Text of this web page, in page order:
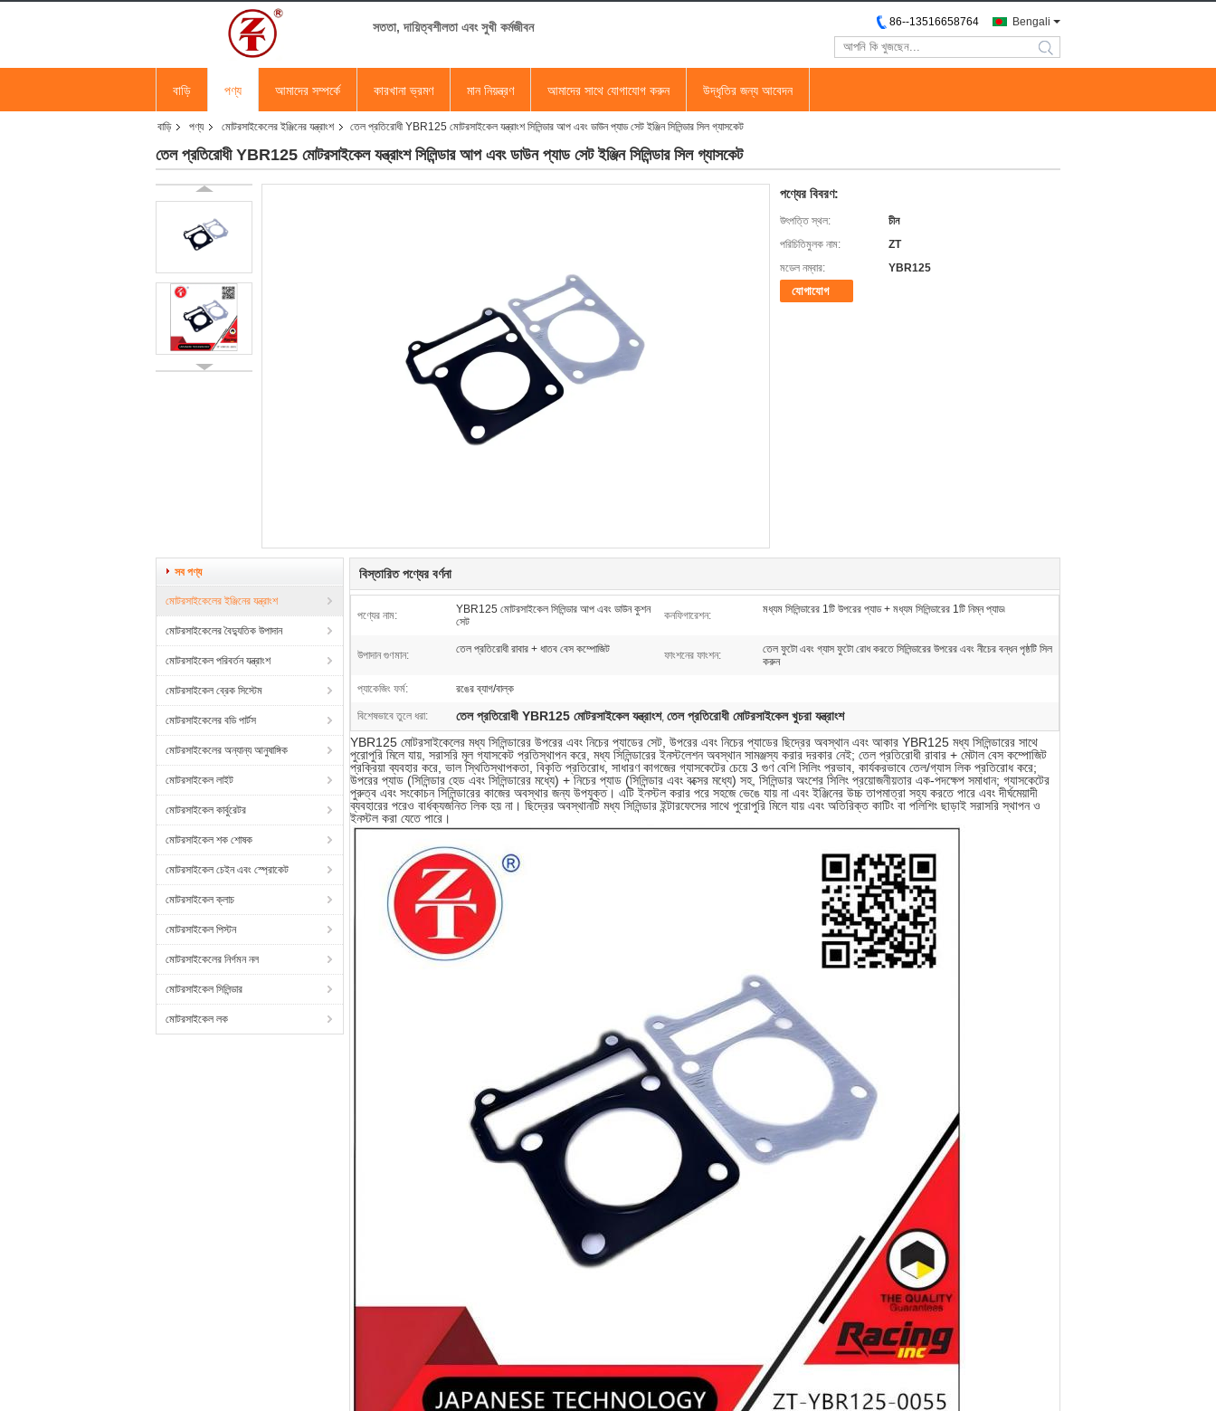
সততা, দায়িত্বশীলতা এবং সুখী কর্মজীবন Bengali
86--13516658764
search
বাড়ি পণ্য আমাদের সম্পর্কে কারখানা ভ্রমণ মান নিয়ন্ত্রণ আমাদের সাথে যোগাযোগ করুন উদ্ধৃতির জন্য আবেদন
বাড়ি পণ্য মোটরসাইকেলের ইঞ্জিনের যন্ত্রাংশ তেল প্রতিরোধী YBR125 মোটরসাইকেল যন্ত্রাংশ সিলিন্ডার আপ এবং ডাউন প্যাড সেট ইঞ্জিন সিলিন্ডার সিল গ্যাসকেট
তেল প্রতিরোধী YBR125 মোটরসাইকেল যন্ত্রাংশ সিলিন্ডার আপ এবং ডাউন প্যাড সেট ইঞ্জিন সিলিন্ডার সিল গ্যাসকেট
পণ্যের বিবরণ:
উৎপত্তি স্থল:
চীন
পরিচিতিমুলক নাম:
ZT
মডেল নম্বার:
YBR125
যোগাযোগ
সব পণ্য
মোটরসাইকেলের ইঞ্জিনের যন্ত্রাংশ
মোটরসাইকেলের বৈদ্যুতিক উপাদান
মোটরসাইকেল পরিবর্তন যন্ত্রাংশ
মোটরসাইকেল ব্রেক সিস্টেম
মোটরসাইকেলের বডি পার্টস
মোটরসাইকেলের অন্যান্য আনুষাঙ্গিক
মোটরসাইকেল লাইট
মোটরসাইকেল কার্বুরেটর
মোটরসাইকেল শক শোষক
মোটরসাইকেল চেইন এবং স্প্রোকেট
মোটরসাইকেল ক্লাচ
মোটরসাইকেল পিস্টন
মোটরসাইকেলের নির্গমন নল
মোটরসাইকেল সিলিন্ডার
মোটরসাইকেল লক
বিস্তারিত পণ্যের বর্ণনা
পণ্যের নাম:
YBR125 মোটরসাইকেল সিলিন্ডার আপ এবং ডাউন কুশন
সেট
কনফিগারেশন: মধ্যম সিলিন্ডারের 1টি উপরের প্যাড + মধ্যম সিলিন্ডারের 1টি নিম্ন প্যাড৷
উপাদান গুণমান: তেল প্রতিরোধী রাবার + ধাতব বেস কম্পোজিট ফাংশনের ফাংশন:
তেল ফুটো এবং গ্যাস ফুটো রোধ করতে সিলিন্ডারের উপরের এবং নীচের বন্ধন পৃষ্ঠটি সিল
করুন
প্যাকেজিং ফর্ম: রঙের ব্যাগ/বাল্ক
বিশেষভাবে তুলে ধরা: তেল প্রতিরোধী YBR125 মোটরসাইকেল যন্ত্রাংশ, তেল প্রতিরোধী মোটরসাইকেল খুচরা যন্ত্রাংশ
YBR125 মোটরসাইকেলের মধ্য সিলিন্ডারের উপরের এবং নিচের প্যাডের সেট, উপরের এবং নিচের প্যাডের ছিদ্রের অবস্থান এবং আকার YBR125 মধ্য সিলিন্ডারের সাথে
পুরোপুরি মিলে যায়, সরাসরি মূল গ্যাসকেট প্রতিস্থাপন করে, মধ্য সিলিন্ডারের ইনস্টলেশন অবস্থান সামঞ্জস্য করার দরকার নেই; তেল প্রতিরোধী রাবার + মেটাল বেস কম্পোজিট
প্রক্রিয়া ব্যবহার করে, ভাল স্থিতিস্থাপকতা, বিকৃতি প্রতিরোধ, সাধারণ কাগজের গ্যাসকেটের চেয়ে 3 গুণ বেশি সিলিং প্রভাব, কার্যকরভাবে তেল/গ্যাস লিক প্রতিরোধ করে;
উপরের প্যাড (সিলিন্ডার হেড এবং সিলিন্ডারের মধ্যে) + নিচের প্যাড (সিলিন্ডার এবং বক্সের মধ্যে) সহ, সিলিন্ডার অংশের সিলিং প্রয়োজনীয়তার এক-পদক্ষেপ সমাধান; গ্যাসকেটের
পুরুত্ব এবং সংকোচন সিলিন্ডারের কাজের অবস্থার জন্য উপযুক্ত। এটি ইনস্টল করার পরে সহজে ভেঙে যায় না এবং ইঞ্জিনের উচ্চ তাপমাত্রা সহ্য করতে পারে এবং দীর্ঘমেয়াদী
ব্যবহারের পরেও বার্ধক্যজনিত লিক হয় না। ছিদ্রের অবস্থানটি মধ্য সিলিন্ডার ইন্টারফেসের সাথে পুরোপুরি মিলে যায় এবং অতিরিক্ত কাটিং বা পলিশিং ছাড়াই সরাসরি স্থাপন ও
ইনস্টল করা যেতে পারে।